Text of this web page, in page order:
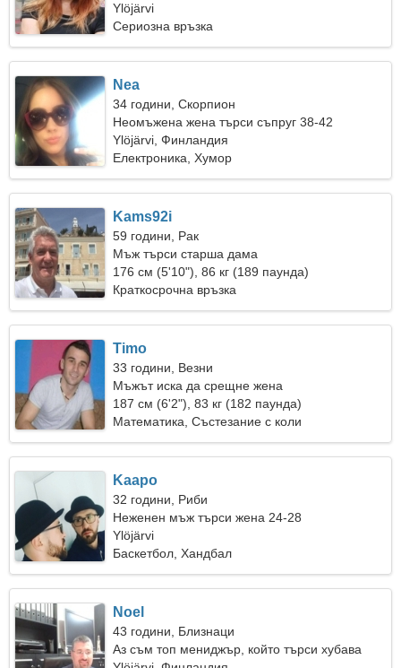
Ylöjärvi
Сериозна връзка
Nea
34 години, Скорпион
Неомъжена жена търси съпруг 38-42
Ylöjärvi, Финландия
Електроника, Хумор
Kams92i
59 години, Рак
Мъж търси старша дама
176 см (5'10"), 86 кг (189 паунда)
Краткосрочна връзка
Timo
33 години, Везни
Мъжът иска да срещне жена
187 см (6'2"), 83 кг (182 паунда)
Математика, Състезание с коли
Kaapo
32 години, Риби
Неженен мъж търси жена 24-28
Ylöjärvi
Баскетбол, Хандбал
Noel
43 години, Близнаци
Аз съм топ мениджър, който търси хубава